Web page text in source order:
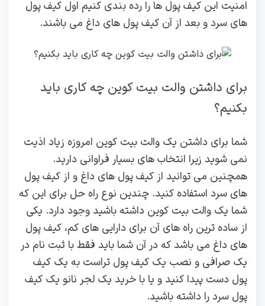
امنیت این کیف پول ها را رده بندی کنیم اول کیف پول
های سرد و بعد از آن کیف پول های داغ می باشند‌.
برای داشتن والت بیت کوین چه کاری باید
بکنیم؟
شما برای داشتن یک والت بیت کوین امروزه زیاد اذیت
نمی‌ شوید زیرا انتخاب های بسیار فراوانی دارید.
همچنین می توانید از کیف پول های داغ و از کیف پول
های سرد استفاده کنید. چندین نوع راه حل برای این که
شما یک والت بیت کوین داشته باشید وجود دارد. یکی
از ساده ترین راه های آن برای دارایی های کم، کیف پول
های داغ می باشد که در آن شما باید فقط با ثبت نام در
یک صرافی و نصب یک کیف پول تراست به یک کیف
پول دست پیدا کنید و یا با خرید یک لجر نانو یک کیف
پول سرد را داشته باشید.